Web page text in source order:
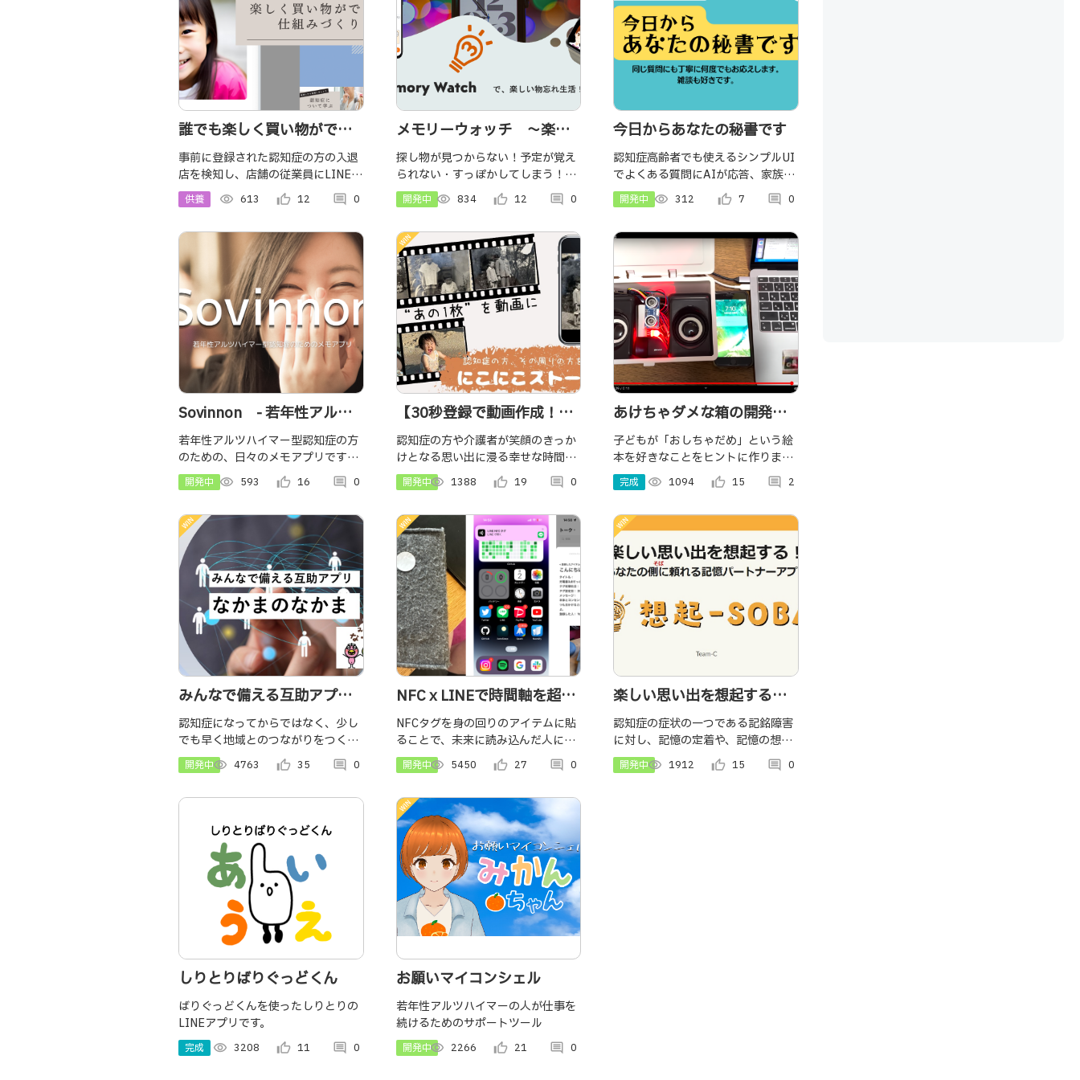
誰でも楽しく買い物ができ
る仕組みづくり -LINEでつ
ながる関係性-
事前に登録された認知症の方の入退
店を検知し、店舗の従業員にLINEで
通知。今一度リマインドすることで
店舗従業員の接客の質向上を図ると
お会計忘れを防止。
供養 visibility 613 thumb_up_alt 12 comment 0
メモリーウォッチ 〜楽し
い物忘れ生活〜
探し物が見つからない！予定が覚え
られない・すっぽかしてしまう！昨
日やったことを忘れてしまう！そん
なときこそ、メモリーウォッチ。あ
記憶をサポート！
開発中 visibility 834 thumb_up_alt 12 comment 0
今日からあなたの秘書です
認知症高齢者でも使えるシンプルUI
でよくある質問にAIが応答、家族介
護をちょっと楽しくするアプリで
す。
開発中 visibility 312 thumb_up_alt 7 comment 0
Sovinnon - 若年性アルツ
ハイマー型認知症でも日々
の瞬間を記憶できる -
若年性アルツハイマー型認知症の方
のための、日々のメモアプリです。
周囲の人との会話をテキストに自動
変換できます。その際、周囲の協力
に簡単に伝えることもできるのが特
徴です。
開発中 visibility 593 thumb_up_alt 16 comment 0
【30秒登録で動画作成！あ
なたを笑顔にしたいから】
にこにこストーリー
認知症の方や介護者が笑顔のきっか
けとなる思い出に浸る幸せな時間を
体験できる動画作成サービスです。
思い出の写真をLINEへ入力すると、
が温かくなるような動画を作成しま
す
開発中visibility 1388 thumb_up_alt 19 comment 0
あけちゃダメな箱の開発と
在宅医療への応用
子どもが「おしちゃだめ」という絵
本を好きなことをヒントに作りまし
た。 「あけちゃダメ」と書いてある
箱を開けると、「あけちゃダメって
LINEに通知が届きます。
完成 visibility 1094 thumb_up_alt 15 comment 2
みんなで備える互助アプリ
「なかまのなかま」
認知症になってからではなく、少し
でも早く地域とのつながりをつくれ
るようにしたい。「生きがい・役割
づくり」と「備え」に着目して、
係」を支える情報の提供と発信を行
うアプリ。
開発中visibility 4763 thumb_up_alt 35 comment 0
NFC x LINEで時間軸を超え
たメモツール
NFCタグを身の回りのアイテムに貼
ることで、未来に読み込んだ人にメ
ッセージを残せるサービスです。
NFCとLINEを連携することで、「か
いう究極の手軽さを実現しました。
開発中visibility 5450 thumb_up_alt 27 comment 0
楽しい思い出を想起する！
あなたの側で頼れる記憶パ
ートナーアプリ『想起 -
SOBA』
認知症の症状の一つである記銘障害
に対し、記憶の定着や、記憶の想起
をあなたの側で助けるLINE botアプ
リです
開発中visibility 1912 thumb_up_alt 15 comment 0
しりとりばりぐっどくん
ばりぐっどくんを使ったしりとりの
LINEアプリです。
完成 visibility 3208 thumb_up_alt 11 comment 0
お願いマイコンシェル
若年性アルツハイマーの人が仕事を
続けるためのサポートツール
開発中visibility 2266 thumb_up_alt 21 comment 0